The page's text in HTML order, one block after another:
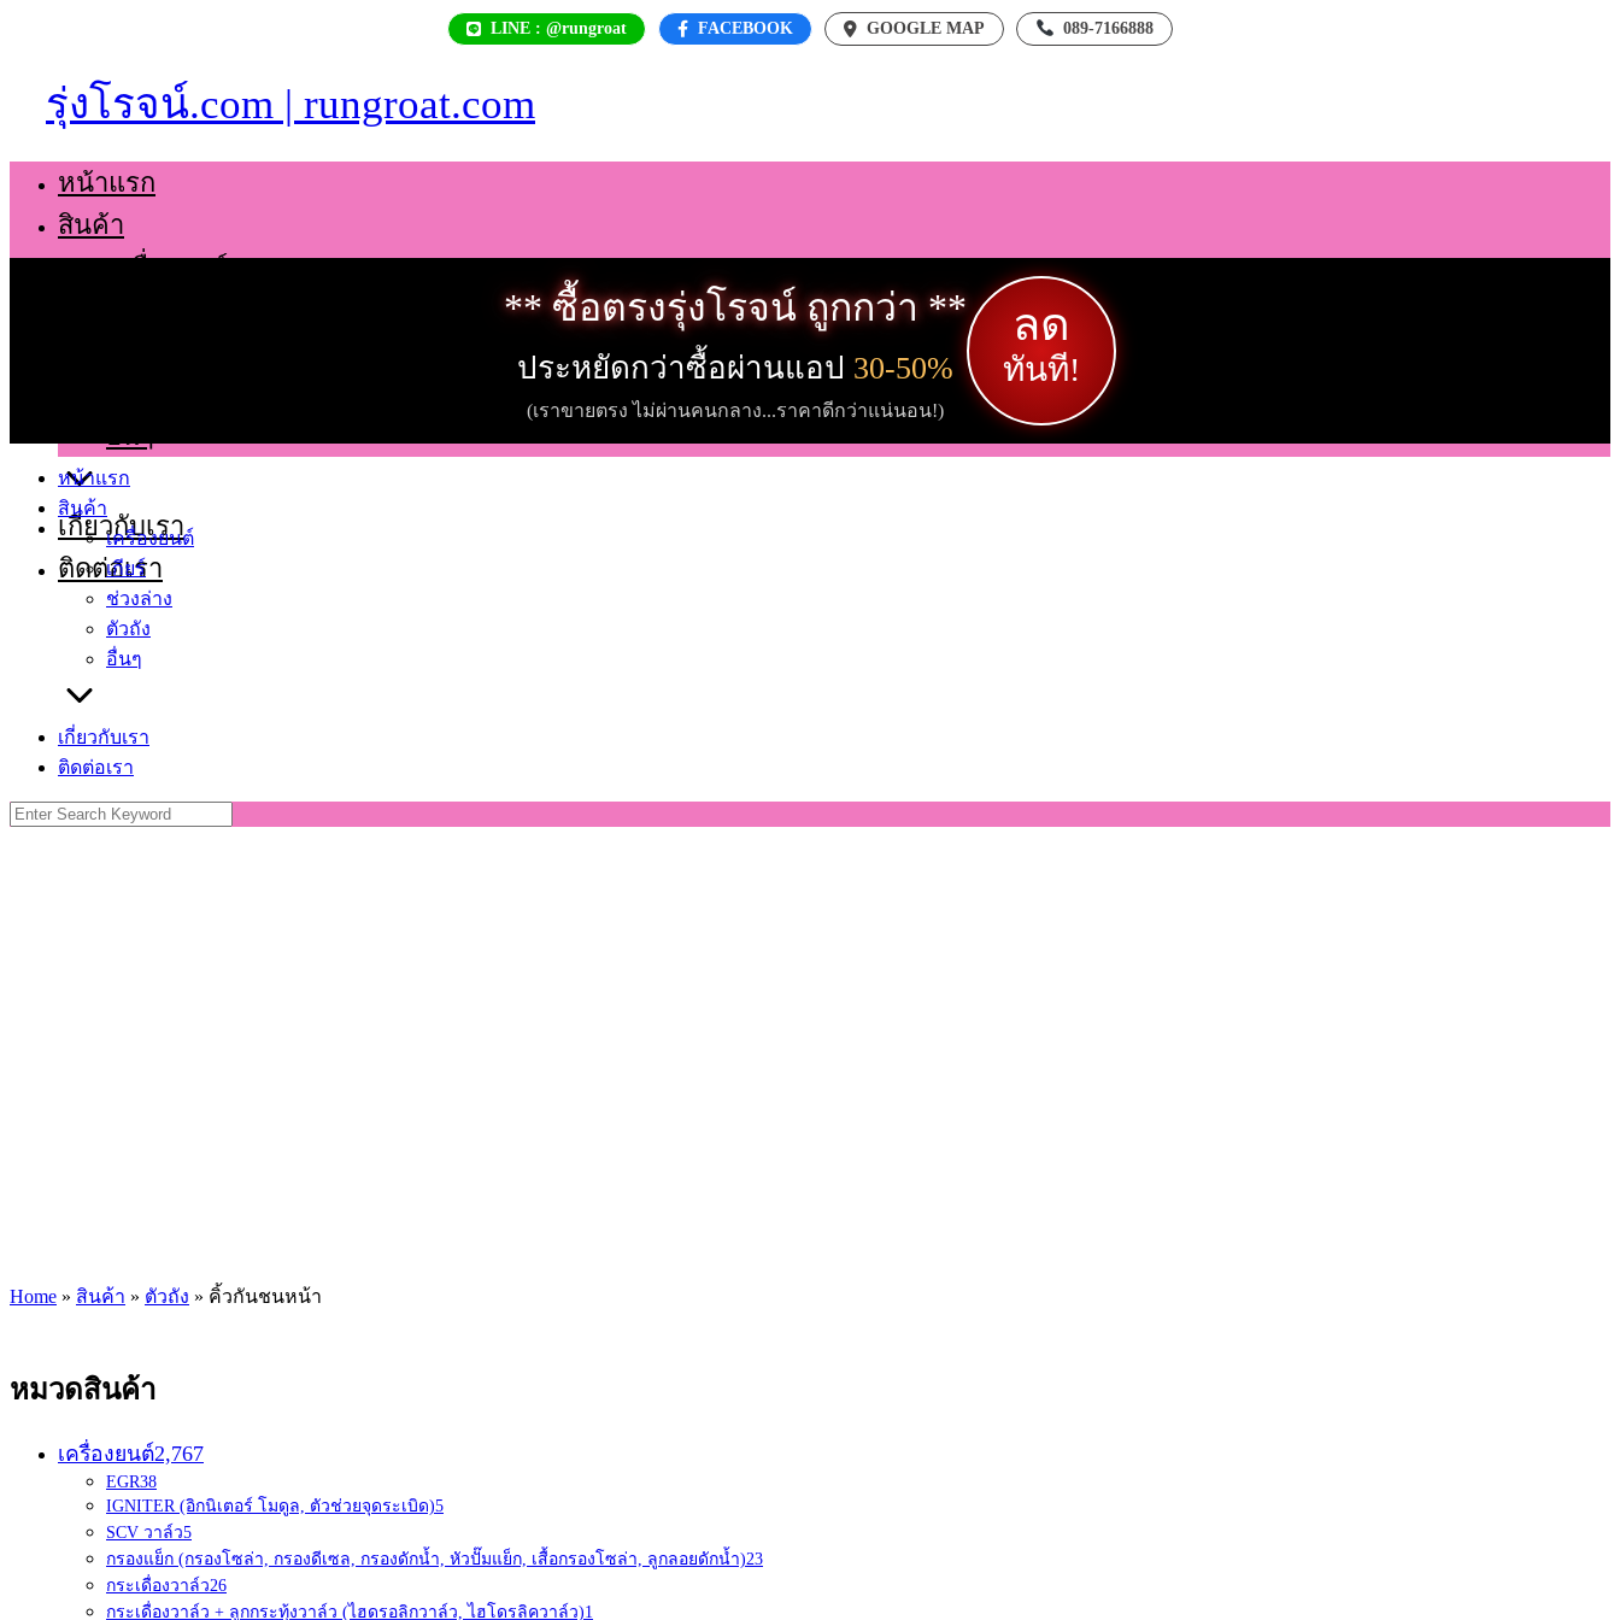
LINE : @rungroat FACEBOOK GOOGLE MAP 089-7166888
รุ่งโรจน์.com | rungroat.com
หน้าแรก
สินค้า
เครื่องยนต์
อื่นๆ
เกี่ยวกับเรา
ติดต่อเรา
** ซื้อตรงรุ่งโรจน์ ถูกกว่า **
ประหยัดกว่าซื้อผ่านแอป 30-50%
(เราขายตรง ไม่ผ่านคนกลาง...ราคาดีกว่าแน่นอน!)
ลด
ทันที!
หน้าแรก
สินค้า
เครื่องยนต์
เกียร์
ช่วงล่าง
ตัวถัง
อื่นๆ
เกี่ยวกับเรา
ติดต่อเรา
Search
for:
Home » สินค้า » ตัวถัง » คิ้วกันชนหน้า
หมวดสินค้า
เครื่องยนต์2,767
EGR38
IGNITER (อิกนิเตอร์ โมดูล, ตัวช่วยจุดระเบิด)5
SCV วาล์ว5
กรองแย็ก (กรองโซล่า, กรองดีเซล, กรองดักน้ำ, หัวปั๊มแย็ก, เสื้อกรองโซล่า, ลูกลอยดักน้ำ)23
กระเดื่องวาล์ว26
กระเดื่องวาล์ว + ลูกกระทุ้งวาล์ว (ไฮดรอลิกวาล์ว, ไฮโดรลิควาล์ว)1